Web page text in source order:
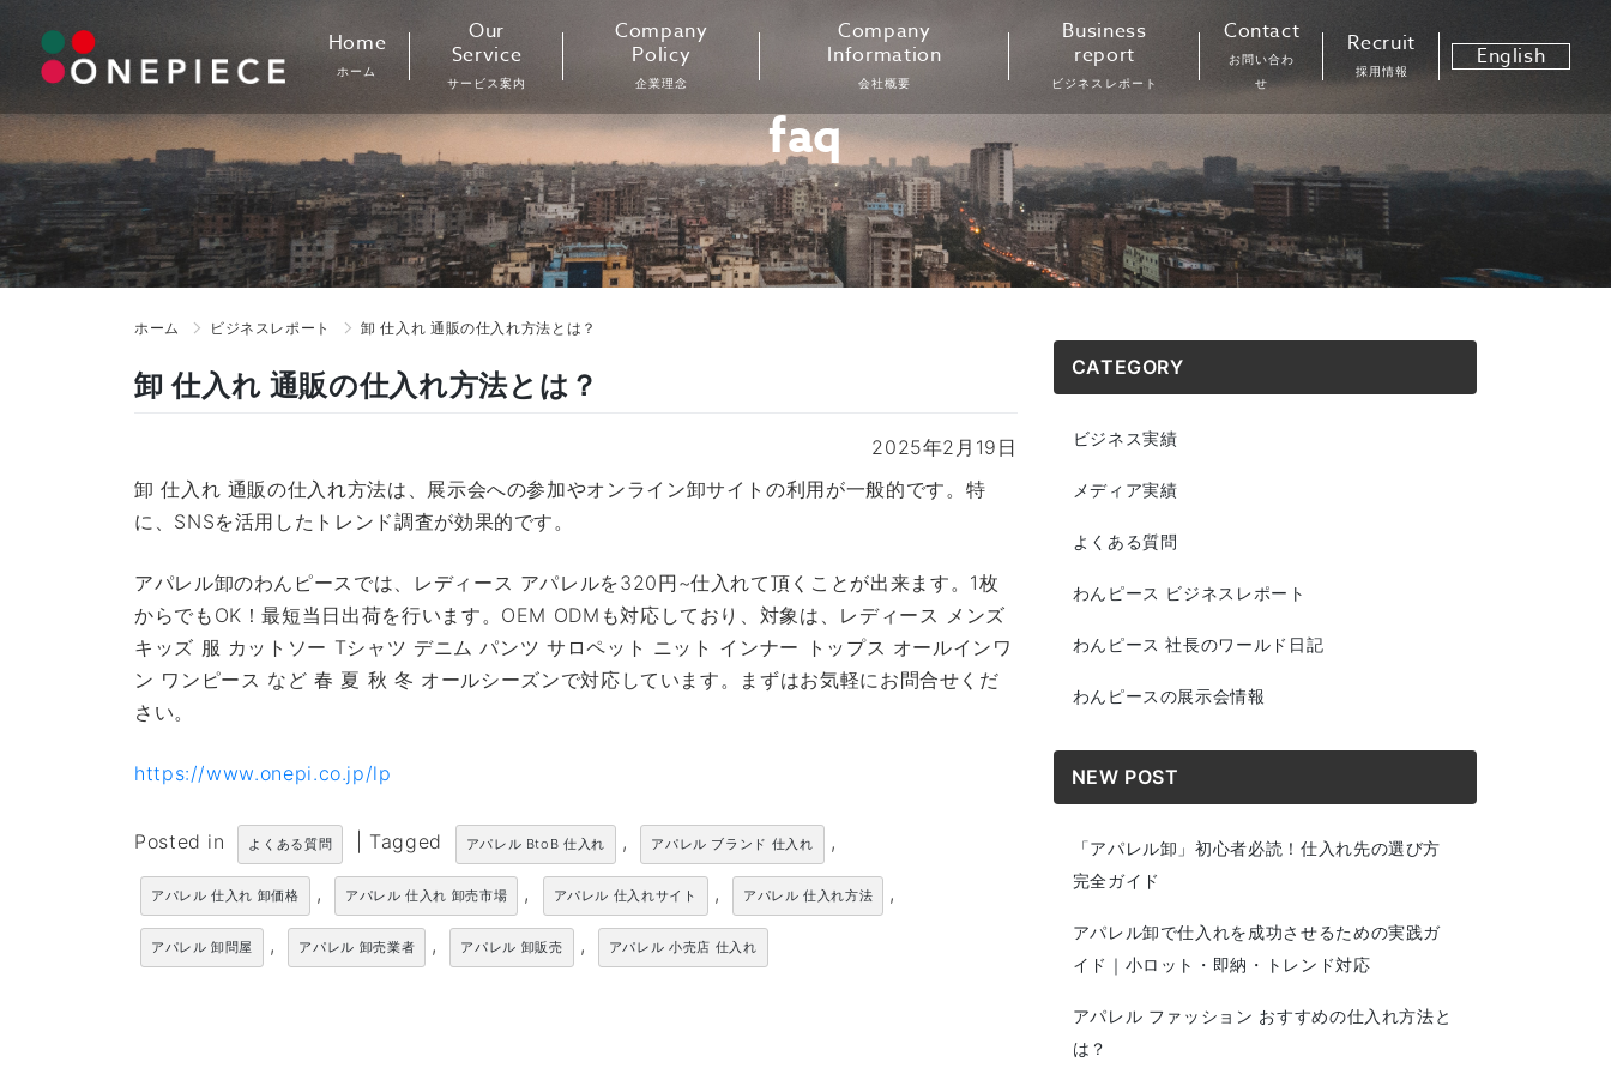
content
Home
ホーム
Our
Service
サービス案内
Company
Policy
企業理念
Company
Information
会社概要
Business
report
ビジネスレポート
Contact
お問い合わ
せ
Recruit
採用情報 English
faq
ホーム ビジネスレポート 卸 仕入れ 通販の仕入れ方法とは？
卸 仕入れ 通販の仕入れ方法とは？
2025年2月19日
卸 仕入れ 通販の仕入れ方法は、展示会への参加やオンライン卸サイトの利用が一般的です。特
に、SNSを活用したトレンド調査が効果的です。
アパレル卸のわんピースでは、レディース アパレルを320円~仕入れて頂くことが出来ます。1枚
からでもOK！最短当日出荷を行います。OEM ODMも対応しており、対象は、レディース メンズ
キッズ 服 カットソー Tシャツ デニム パンツ サロペット ニット インナー トップス オールインワ
ン ワンピース など 春 夏 秋 冬 オールシーズンで対応しています。まずはお気軽にお問合せくだ
さい。
https://www.onepi.co.jp/lp
Posted in よくある質問 Tagged アパレル BtoB 仕入れ , アパレル ブランド 仕入れ ,
アパレル 仕入れ 卸価格 , アパレル 仕入れ 卸売市場 , アパレル 仕入れサイト , アパレル 仕入れ方法 ,
アパレル 卸問屋 , アパレル 卸売業者 , アパレル 卸販売 , アパレル 小売店 仕入れ
CATEGORY
ビジネス実績
メディア実績
よくある質問
わんピース ビジネスレポート
わんピース 社長のワールド日記
わんピースの展示会情報
NEW POST
「アパレル卸」初心者必読！仕入れ先の選び方
完全ガイド
アパレル卸で仕入れを成功させるための実践ガ
イド｜小ロット・即納・トレンド対応
アパレル ファッション おすすめの仕入れ方法と
は？